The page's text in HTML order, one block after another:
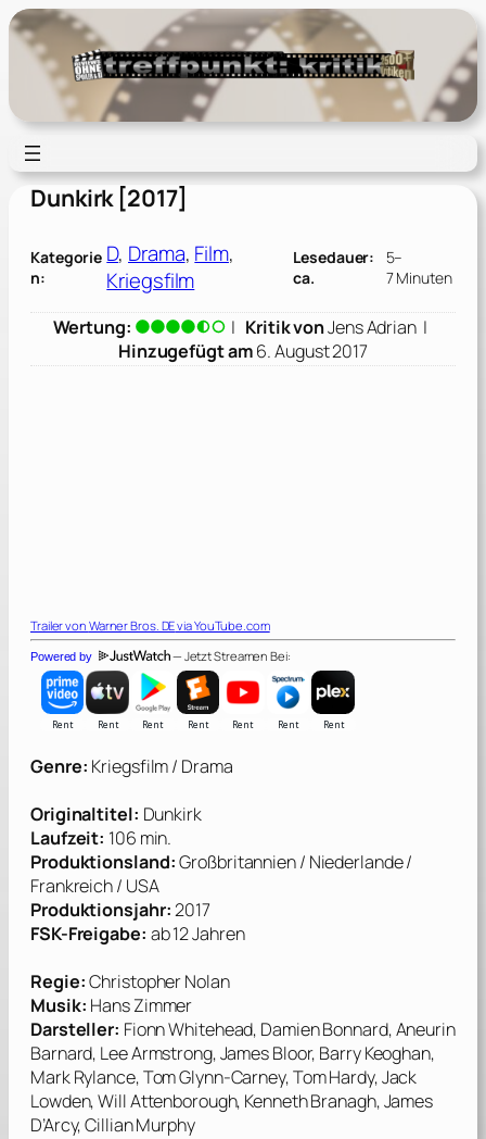
Zum
Inhalt
springen
Dunkirk [2017]
Kategorie
n:
D, Drama, Film
Kriegsfilm
Lesedauer:
ca.
5–
7 Minuten
Wertung: | Kritik vonJens Adrian|
Hinzugefügt am6. August 2017
Trailer von Warner Bros. DEvia YouTube.com
Powered by — Jetzt Streamen Bei:
Genre: Kriegsfilm / Drama
Originaltitel: Dunkirk
Laufzeit: 106 min.
Produktionsland:Großbritannien / Niederlande /
Frankreich / USA
Produktionsjahr:2017
FSK-Freigabe: ab 12 Jahren
Regie:Christopher Nolan
Musik: Hans Zimmer
Darsteller: Fionn Whitehead, Damien Bonnard, Aneurin
Barnard, Lee Armstrong, James Bloor, Barry Keoghan,
Mark Rylance, Tom Glynn-Carney, Tom Hardy, Jack
Lowden, Will Attenborough, Kenneth Branagh, James
D’Arcy, Cillian Murphy